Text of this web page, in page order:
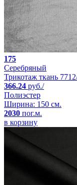
175
Серебряный
Трикотаж ткань
366.24 руб./
Полиэстер
Ширина: 150 см.
2030 пог.м.
в корзину